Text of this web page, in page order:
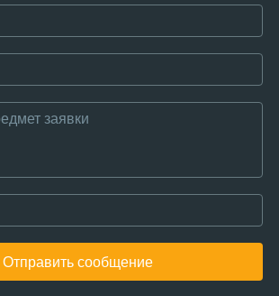
Отправить сообщение